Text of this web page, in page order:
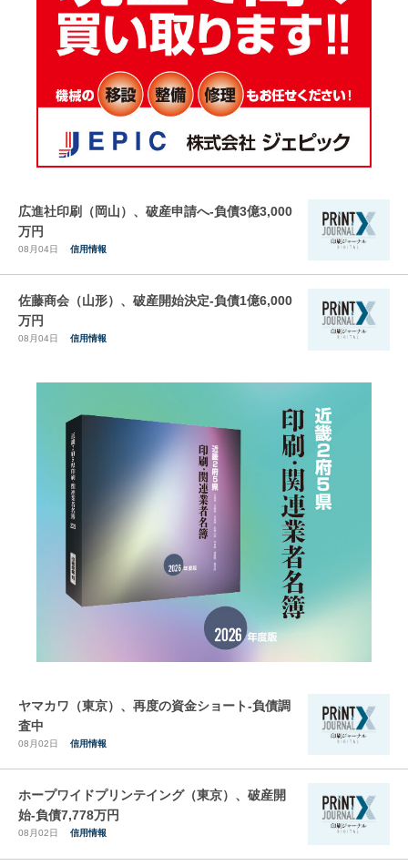
広進社印刷（岡山）、破産申請へ-負債3億3,000
万円
08月04日 信用情報
佐藤商会（山形）、破産開始決定-負債1億6,000
万円
08月04日 信用情報
ヤマカワ（東京）、再度の資金ショート-負債調
査中
08月02日 信用情報
ホープワイドプリンテイング（東京）、破産開
始-負債7,778万円
08月02日 信用情報